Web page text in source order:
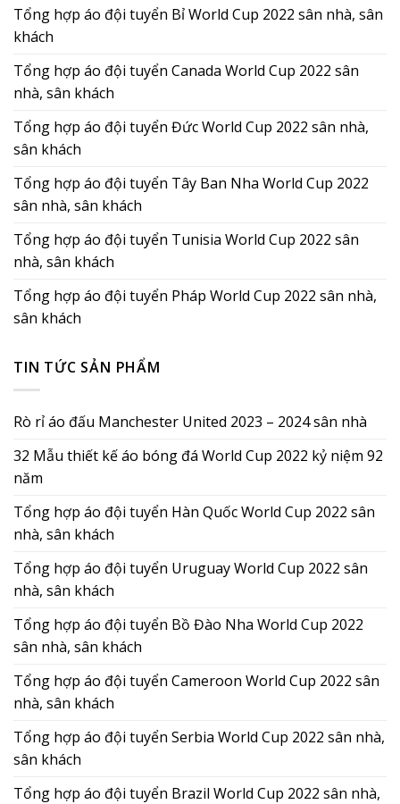
Tổng hợp áo đội tuyển Bỉ World Cup 2022 sân nhà, sân
khách
Tổng hợp áo đội tuyển Canada World Cup 2022 sân
nhà, sân khách
Tổng hợp áo đội tuyển Đức World Cup 2022 sân nhà,
sân khách
Tổng hợp áo đội tuyển Tây Ban Nha World Cup 2022
sân nhà, sân khách
Tổng hợp áo đội tuyển Tunisia World Cup 2022 sân
nhà, sân khách
Tổng hợp áo đội tuyển Pháp World Cup 2022 sân nhà,
sân khách
TIN TỨC SẢN PHẨM
Rò rỉ áo đấu Manchester United 2023 – 2024 sân nhà
32 Mẫu thiết kế áo bóng đá World Cup 2022 kỷ niệm 92
năm
Tổng hợp áo đội tuyển Hàn Quốc World Cup 2022 sân
nhà, sân khách
Tổng hợp áo đội tuyển Uruguay World Cup 2022 sân
nhà, sân khách
Tổng hợp áo đội tuyển Bồ Đào Nha World Cup 2022
sân nhà, sân khách
Tổng hợp áo đội tuyển Cameroon World Cup 2022 sân
nhà, sân khách
Tổng hợp áo đội tuyển Serbia World Cup 2022 sân nhà,
sân khách
Tổng hợp áo đội tuyển Brazil World Cup 2022 sân nhà,